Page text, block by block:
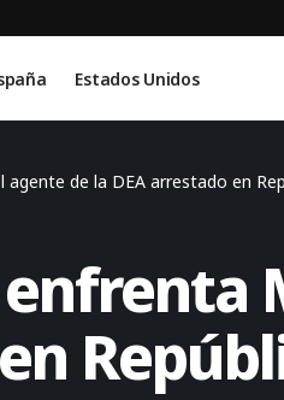
Estados Unidos
de la DEA arrestado en